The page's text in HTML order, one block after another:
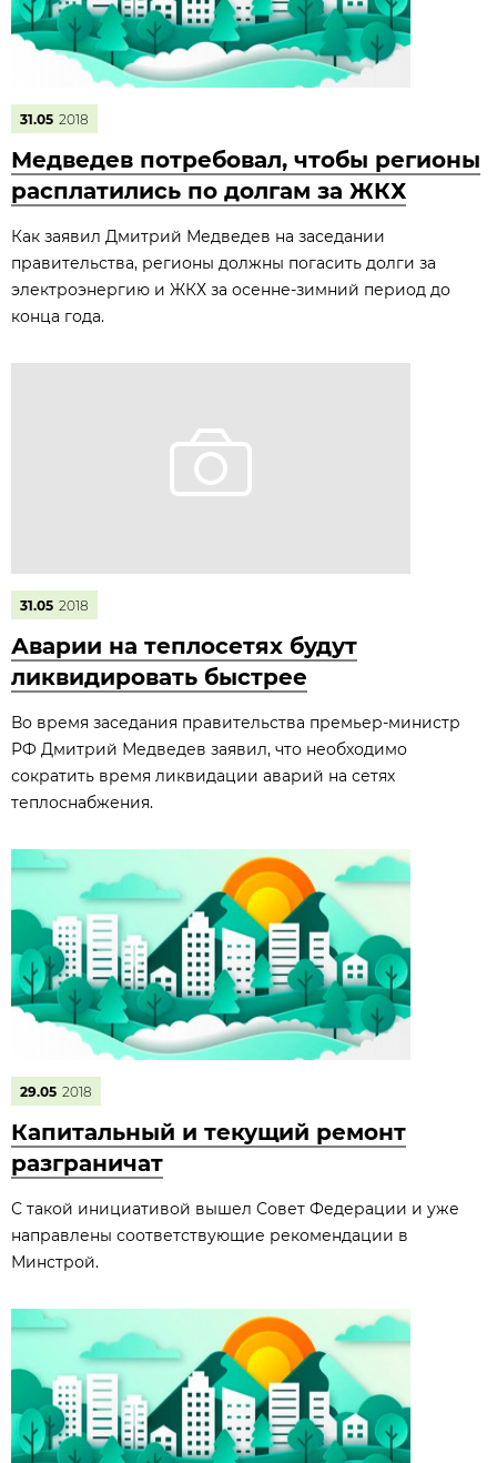
31.05 2018
Медведев потребовал, чтобы регионы
расплатились по долгам за ЖКХ
Как заявил Дмитрий Медведев на заседании
правительства, регионы должны погасить долги за
электроэнергию и ЖКХ за осенне-зимний период до
конца года.
31.05 2018
Аварии на теплосетях будут
ликвидировать быстрее
Во время заседания правительства премьер-министр
РФ Дмитрий Медведев заявил, что необходимо
сократить время ликвидации аварий на сетях
теплоснабжения.
29.05 2018
Капитальный и текущий ремонт
разграничат
С такой инициативой вышел Совет Федерации и уже
направлены соответствующие рекомендации в
Минстрой.